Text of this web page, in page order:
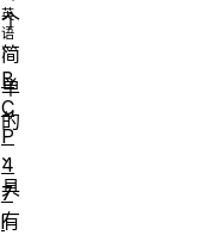
个
简
单
的
、
具
有
B
C
P
4
7
l